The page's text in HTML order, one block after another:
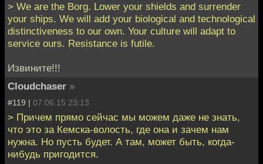
> We are the Borg. Lower your shields and surrender
your ships. We will add your biological and technological
distinctiveness to our own. Your culture will adapt to
service ours. Resistance is futile.
Извините!!!
Cloudchaser »
#119 | 07.06.15 23:13
> Причем прямо сейчас мы можем даже не знать,
что это за Кемска-волость, где она и зачем нам
нужна. Но пусть будет. А там, может быть, когда-
нибудь пригодится.